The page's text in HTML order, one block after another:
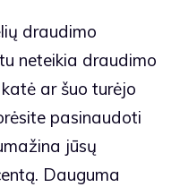
draudimo
neteikia draudimo
ar šuo turėjo
pasinaudoti
jūsų
Dauguma